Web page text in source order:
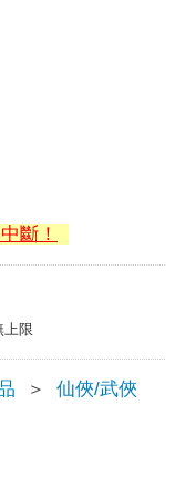
斷！
上限
＞ 仙俠/武俠